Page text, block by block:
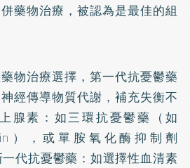
藥物治療，被認為是最佳的組
物治療選擇，第一代抗憂鬱藥
經傳導物質代謝，補充失衡不
腺素：如三環抗憂鬱藥（如
），或單胺氧化酶抑制劑
一代抗憂鬱藥：如選擇性血清素